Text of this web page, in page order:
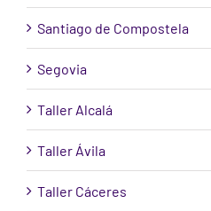
Santiago de Compostela
Segovia
Taller Alcalá
Taller Ávila
Taller Cáceres